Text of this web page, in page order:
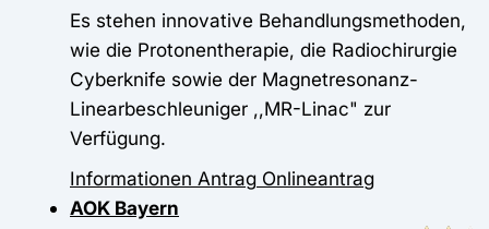
Es stehen innovative Behandlungsmethoden,
wie die Protonentherapie, die Radiochirurgie
Cyberknife sowie der Magnetresonanz-
Linearbeschleuniger ,,MR-Linac" zur
Verfügung.
Informationen Antrag Onlineantrag
AOK Bayern